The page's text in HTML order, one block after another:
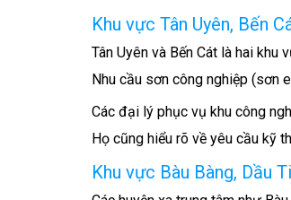
Khu vực Tân Uyên, Bến
Tân Uyên và Bến Cát là hai khu
Nhu cầu sơn công nghiệp (sơn
Các đại lý phục vụ khu công
Họ cũng hiểu rõ về yêu cầu kỹ
Khu vực Bàu Bàng, Dầu